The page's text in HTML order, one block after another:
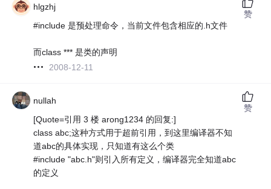
hlgzhj
#include 是预处理命令，当前文件包含相应的.h文件
而class *** 是类的声明
2008-12-11
赞
nullah
[Quote=引用 3 楼 arong1234 的回复:]
class abc;这种方式用于超前引用，到这里编译器不知
道abc的具体实现，只知道有这么个类
#include "abc.h"则引入所有定义，编译器完全知道abc
的定义
赞